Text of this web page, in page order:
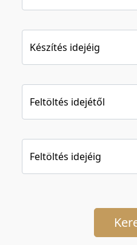
Készítés idejéig
Feltöltés idejétől
Feltöltés idejéig